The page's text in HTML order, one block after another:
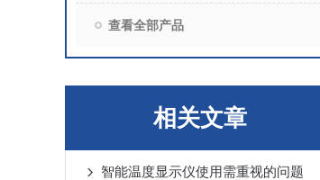
查看全部产品
相关文章
智能温度显示仪使用需重视的问题